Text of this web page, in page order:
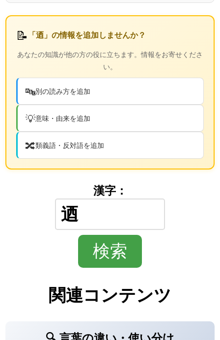
📝 「迺」の情報を追加しませんか？
あなたの知識が他の方の役に立ちます。情報をお寄せくださ
い。
🔤別の読み方を追加
💡意味・由来を追加
🔀類義語・反対語を追加
漢字：
関連コンテンツ